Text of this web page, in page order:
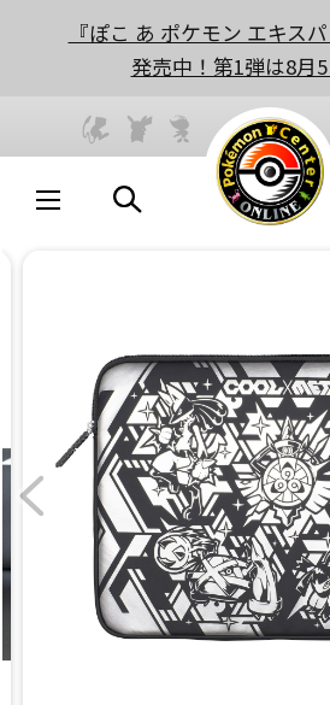
『ぽこ あ ポケモン エキス
発売中！第1弾は8月5